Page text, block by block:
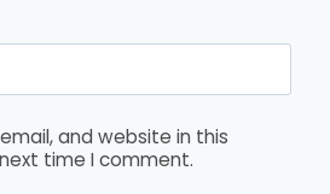
and website in this
time I comment.